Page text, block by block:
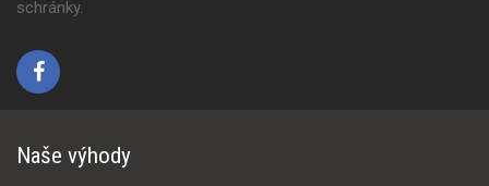
schránky.
Naše výhody